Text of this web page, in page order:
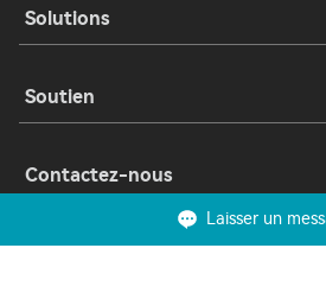
Solutions
Soutien
Contactez-nous
Copyright 2023 © Suzhou VEICHI Electric
Laisser un